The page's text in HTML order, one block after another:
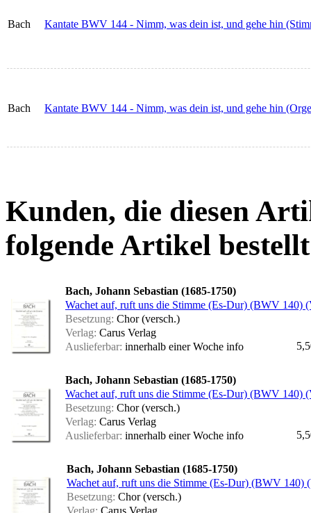
Bach Kantate BWV 144 - Nimm, was dein ist, und gehe hin
Bach Kantate BWV 144 - Nimm, was dein ist, und gehe hin
Kunden, die diesen
folgende Artikel
Bach, Johann Sebastian (1685-1750)
Wachet auf, ruft uns die Stimme (Es-Dur) (BWV 140)
Besetzung: Chor (versch.)
Verlag: Carus Verlag
Auslieferbar: innerhalb einer Woche info
Bach, Johann Sebastian (1685-1750)
Wachet auf, ruft uns die Stimme (Es-Dur) (BWV 140)
Besetzung: Chor (versch.)
Verlag: Carus Verlag
Auslieferbar: innerhalb einer Woche info
Bach, Johann Sebastian (1685-1750)
Wachet auf, ruft uns die Stimme (Es-Dur) (BWV 140)
Besetzung: Chor (versch.)